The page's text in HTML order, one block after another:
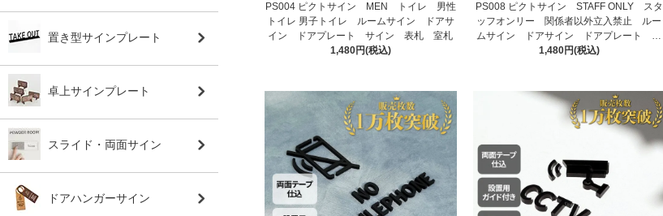
PS004 ピクトサイン MEN トイレ 男性
トイレ 男子トイレ ルームサイン ドアサ
イン ドアプレート サイン 表札 室札
1,480円(税込)
PS008 ピクトサイン STAFF ONLY スタ
ッフオンリー 関係者以外立入禁止 ルー
ムサイン ドアサイン ドアプレート サ
イン 表札 室札
1,480円(税込)
置き型サインプレート
卓上サインプレート
スライド・両面サイン
ドアハンガーサイン